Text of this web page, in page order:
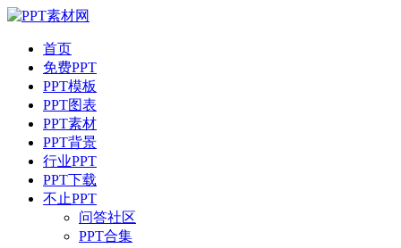
首页
免费PPT
PPT模板
PPT图表
PPT素材
PPT背景
行业PPT
PPT下载
不止PPT
问答社区
PPT合集